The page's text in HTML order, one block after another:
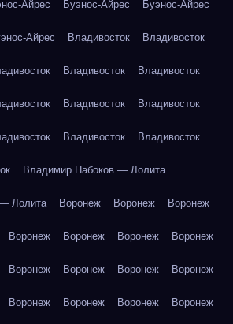
Айрес Буэнос-Айрес Буэнос-Айрес
Айрес Владивосток Владивосток
Владивосток Владивосток
Владивосток Владивосток
Владивосток Владивосток
Владимир Набоков — Лолита
Лолита Воронеж Воронеж Воронеж
Воронеж Воронеж Воронеж Воронеж
Воронеж Воронеж Воронеж Воронеж
Воронеж Воронеж Воронеж Воронеж